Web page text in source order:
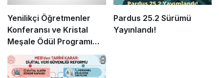
Yenilikçi Öğretmenler
Konferansı ve Kristal
Meşale Ödül Programı
Başlıyor
Pardus 25.2 Sürümü
Yayınlandı!